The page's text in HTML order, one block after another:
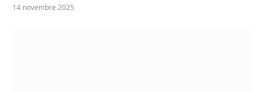
14 novembre 2025